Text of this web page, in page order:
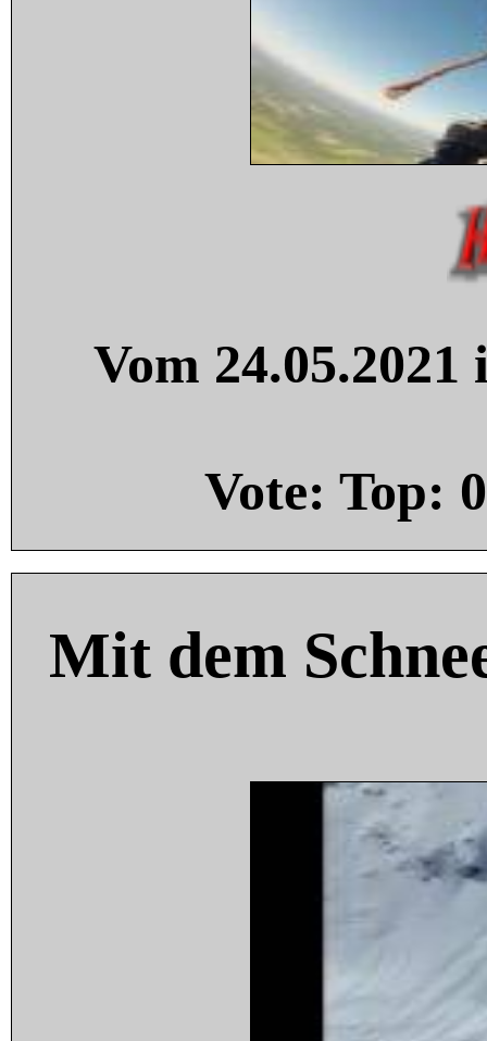
Vom
Vote: Top: 0
Mit dem